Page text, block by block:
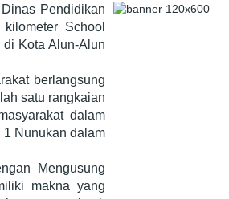
Pendidikan
School
Kota Alun-Alun
berlangsung
satu rangkaian
dalam
Nunukan dalam
Mengusung
makna yang